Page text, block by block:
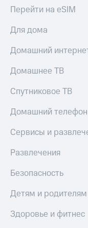
Перейти на eSIM
Для дома
Домашний
Домашнее ТВ
Спутниковое ТВ
Домашний телефон
Сервисы и
Развлечения
Безопасность
Детям и родителям
Здоровье и фитнес